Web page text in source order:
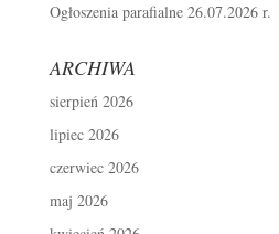
Ogłoszenia parafialne 26.07.2026 r.
ARCHIWA
sierpień 2026
lipiec 2026
czerwiec 2026
maj 2026